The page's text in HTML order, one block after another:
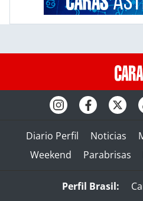
Diario Perfil Noticias
Weekend
Parabrisas
Perfil Brasil: